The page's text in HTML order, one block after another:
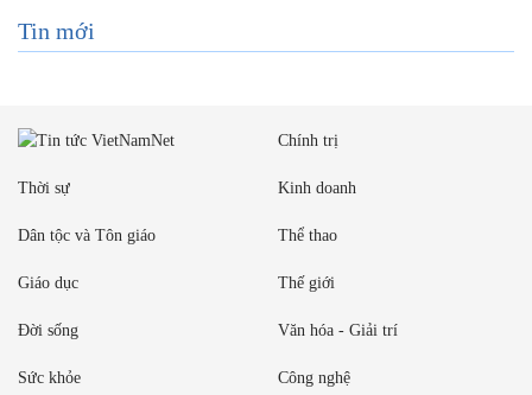
Tin mới
Chính trị
Thời sự Kinh doanh
Dân tộc và Tôn giáo Thể thao
Giáo dục Thế giới
Đời sống Văn hóa - Giải trí
Sức khỏe Công nghệ